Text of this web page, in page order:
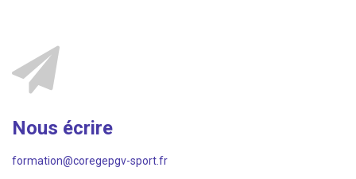
Nous écrire
formation@coregepgv-sport.fr